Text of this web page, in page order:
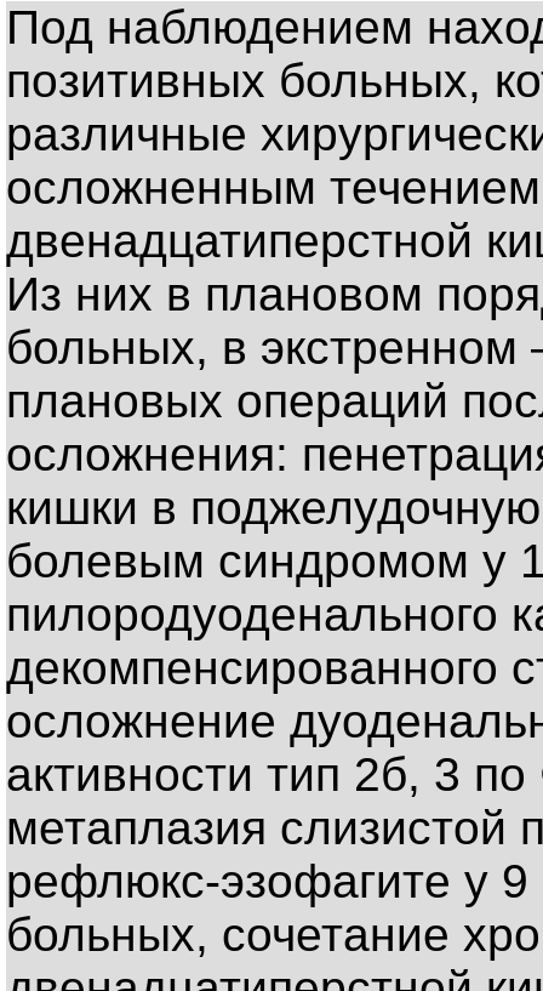
Под наблюдением
позитивных больных,
различные
осложненным
двенадцатиперстной
Из них в плановом
больных, в
плановых операций
осложнения:
кишки в
болевым синдромом у
пилородуоденального
декомпенсированного
осложнение
активности тип 2б, 3
метаплазия
рефлюкс-эзофагите у
больных, сочетание